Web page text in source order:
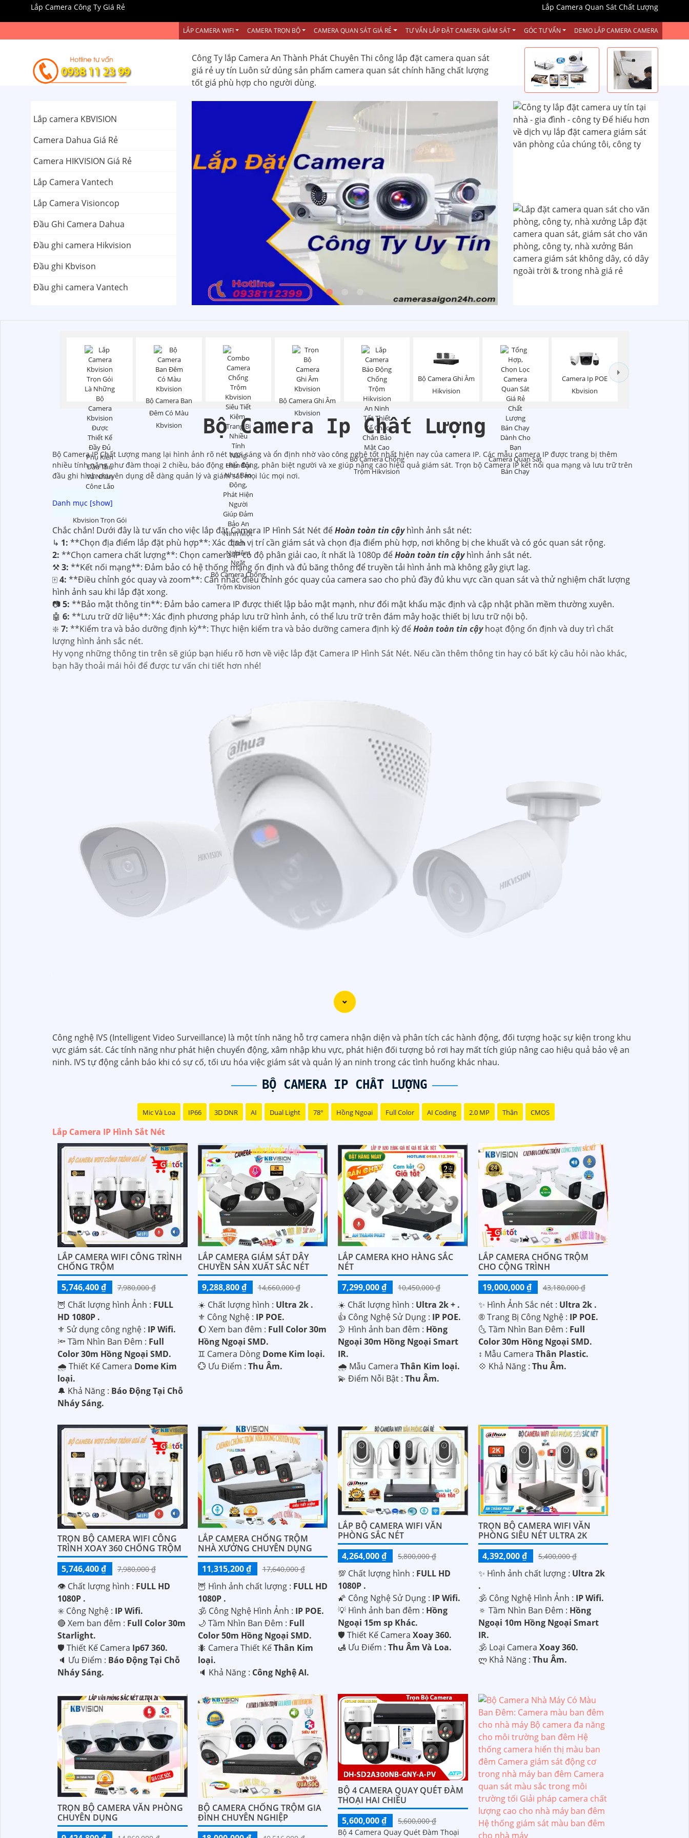
Lắp Camera Công Ty Giá Rẻ Lắp Camera Quan Sát Chất Lượng
LẮP CAMERA WIFI CAMERA TRỌN BỘ CAMERA QUAN SÁT GIÁ RẺ TƯ VẤN LẮP ĐẶT CAMERA GIÁM SÁT GÓC TƯ VẤN DEMO LẮP CAMERA CAMERA
Công Ty lắp Camera An Thành Phát Chuyên Thi công lắp đặt camera quan sát
giá rẻ uy tín Luôn sử dủng sản phẩm camera quan sát chính hãng chất lượng
tốt giá phù hợp cho người dùng.
Lắp camera KBVISION
Camera Dahua Giá Rẻ
Camera HIKVISION Giá Rẻ
Lắp Camera Vantech
Lắp Camera Visioncop
Đầu Ghi Camera Dahua
Đầu ghi camera Hikvision
Đầu ghi Kbvison
Đầu ghi camera Vantech
Lắp Camera
Kbvision Trọn Gói
Bộ Camera Ban
Đêm Có Màu
Kbvision
Bộ Camera Chống
Trộm Kbvision
Bộ Camera Ghi Âm
Kbvision
Bô Camera Chống
Trộm Hikvision
Bộ Camera Ghi Âm
Hikvision
Camera Quan Sát
Bán Chạy
Camera Ip POE
Kbvision
Bộ Camera Ip Chất Lượng
Bộ Camera IP Chất Lượng mang lại hình ảnh rõ nét tươi sáng và ổn định nhờ vào công nghệ tốt nhất hiện nay của camera IP. Các mẫu camera IP được trang bị thêm
nhiều tính năng như đàm thoại 2 chiều, báo động chủ động, phân biệt người và xe giúp nâng cao hiệu quả giám sát. Trọn bộ Camera IP kết nối qua mạng và lưu trữ trên
đầu ghi hình chuyên dụng dễ dàng quản lý và giám sát mọi lúc mọi nơi.
Chắc chắn! Dưới đây là tư vấn cho việc lắp đặt Camera IP Hình Sát Nét đểHoàn toàn tin cậyhình ảnh sắt nét:
↳ 1: **Chọn địa điểm lắp đặt phù hợp**: Xác định vị trí cần giám sát và chọn địa điểm phù hợp, nơi không bị che khuất và có góc quan sát rộng.
2: **Chọn camera chất lượng**: Chọn camera IP có độ phân giải cao, ít nhất là 1080p đểHoàn toàn tin cậyhình ảnh sắt nét.
⚒3: **Kết nối mạng**: Đảm bảo có hệ thống mạng ổn định và đủ băng thông để truyền tải hình ảnh mà không gây giựt lag.
🀄4: **Điều chỉnh góc quay và zoom**: Cân nhắc điều chỉnh góc quay của camera sao cho phủ đầy đủ khu vực cần quan sát và thử nghiệm chất lượng
hình ảnh sau khi lắp đặt xong.
📷5: **Bảo mật thông tin**: Đảm bảo camera IP được thiết lập bảo mật mạnh, như đổi mật khẩu mặc định và cập nhật phần mềm thường xuyên.
🤖️ 6: **Lưu trữ dữ liệu**: Xác định phương pháp lưu trữ hình ảnh, có thể lưu trữ trên đám mây hoặc thiết bị lưu trữ nội bộ.
❇️ 7: **Kiểm tra và bảo dưỡng định kỳ**: Thực hiện kiểm tra và bảo dưỡng camera định kỳ đểHoàn toàn tin cậyhoạt động ổn định và duy trì chất
lượng hình ảnh sắc nét.
Hy vọng những thông tin trên sẽ giúp bạn hiểu rõ hơn về việc lắp đặt Camera IP Hình Sát Nét. Nếu cần thêm thông tin hay có bất kỳ câu hỏi nào khác,
bạn hãy thoải mái hỏi để được tư vấn chi tiết hơn nhé!
Công nghệ IVS (Intelligent Video Surveillance) là một tính năng hỗ trợ camera nhận diện và phân tích các hành động, đối tượng hoặc sự kiện trong khu
vực giám sát. Các tính năng như phát hiện chuyển động, xâm nhập khu vực, phát hiện đối tượng bỏ rơi hay mất tích giúp nâng cao hiệu quả bảo vệ an
ninh. IVS tự động cảnh báo khi có sự cố, tối ưu hóa việc giám sát và quản lý an ninh trong các tình huống khác nhau.
BỘ CAMERA IP CHẤT LƯỢNG
Mic Và Loa IP66 3D DNR AI Dual Light 78° Hồng Ngoại Full Color AI Coding 2.0 MP Thân CMOS
Lắp Camera IP Hình Sắt Nét
LẮP CAMERA WIFI CÔNG TRÌNH
CHỐNG TRỘM
5,746,400 ₫
7,980,000 ₫
🦉 Chất lượng hình Ảnh : FULL
HD 1080P .
⚜️ Sử dụng công nghệ : IP Wifi.
🔦 Tầm Nhìn Ban Đêm : Full
Color 30m Hồng Ngoại SMD.
🌧️ Thiết Kế Camera Dome Kim
loại.
️🔔 Khả Năng : Báo Động Tại Chỗ
Nháy Sáng.
LẮP CAMERA GIÁM SÁT DÂY
CHUYỀN SẢN XUẤT SẮC NÉT
9,288,800 ₫
14,660,000 ₫
☀️ Chất lượng hình : Ultra 2k .
⚜️ Công Nghệ : IP POE.
🌔 Xem ban đêm : Full Color 30m
Hồng Ngoại SMD.
♊ Camera Dòng Dome Kim loại.
️💮 Ưu Điểm : Thu Âm.
LẮP CAMERA KHO HÀNG SẮC
NÉT
7,299,000 ₫
10,450,000 ₫
☀️ Chất lượng hình : Ultra 2k + .
👍 Công Nghệ Sử Dụng : IP POE.
🌛 Hình ảnh ban đêm : Hồng
Ngoại 30m Hồng Ngoại Smart
IR.
🌧️ Mẫu CameraThân Kim loại.
️💫 Điểm Nỗi Bật :Thu Âm.
LẮP CAMERA CHỐNG TRỘM
CHO CỘNG TRÌNH
19,000,000 ₫
43,180,000 ₫
✨ Hình Ảnh Sắc nét : Ultra 2k .
®️ Trang Bị Công Nghệ : IP POE.
🌜 Tầm Nhìn Ban Đêm : Full
Color 30m Hồng Ngoại SMD.
↕️ Mẫu Camera Thân Plastic.
️💠 Khả Năng : Thu Âm.
TRỌN BỘ CAMERA WIFI CÔNG
TRÌNH XOAY 360 CHỐNG TRỘM
5,746,400 ₫
7,980,000 ₫
👁 Chất lượng hình : FULL HD
1080P .
✳️ Công Nghệ : IP Wifi.
🔴 Xem ban đêm : Full Color 30m
Starlight.
🛡 Thiết Kế Camera Ip67 360.
️🔈 Ưu Điểm : Báo Động Tại Chỗ
Nháy Sáng.
LẮP CAMERA CHỐNG TRỘM
NHÀ XƯỞNG CHUYÊN DỤNG
11,315,200 ₫
17,640,000 ₫
🦉 Hình ảnh chất lượng : FULL HD
1080P .
🕉️ Công Nghệ Hình Ảnh : IP POE.
🌙 Tầm Nhìn Ban Đêm : Full
Color 50m Hồng Ngoại SMD.
🐜 Camera Thiết KếThân Kim
loại.
️🔈 Khả Năng : Công Nghệ AI.
LẮP BỘ CAMERA WIFI VĂN
PHÒNG SẮC NÉT
4,264,000 ₫
5,800,000 ₫
💯 Chất lượng hình : FULL HD
1080P .
🌠 Công Nghệ Sử Dụng : IP Wifi.
💡 Hình ảnh ban đêm : Hồng
Ngoại 15m sp Khác.
🛡 Thiết Kế CameraXoay 360.
️🛃 Ưu Điểm :Thu Âm Và Loa.
TRỌN BỘ CAMERA WIFI VĂN
PHÒNG SIÊU NÉT ULTRA 2K
4,392,000 ₫
5,400,000 ₫
✨ Hình ảnh chất lượng : Ultra 2k
.
🕉️ Công Nghệ Hình Ảnh : IP Wifi.
🔅 Tầm Nhìn Ban Đêm : Hồng
Ngoại 10m Hồng Ngoại Smart
IR.
🕉️ Loại Camera Xoay 360.
️ლ Khả Năng : Thu Âm.
TRỌN BỘ CAMERA VĂN PHÒNG
CHUYÊN DỤNG
BỘ CAMERA CHỐNG TRỘM GIA
ĐÌNH CHUYÊN NGHIỆP
BỘ 4 CAMERA QUAY QUÉT ĐÀM
THOẠI HAI CHIỀU
5,600,000 ₫
5,600,000 ₫
Bộ 4 Camera Quay Quét Đàm Thoại